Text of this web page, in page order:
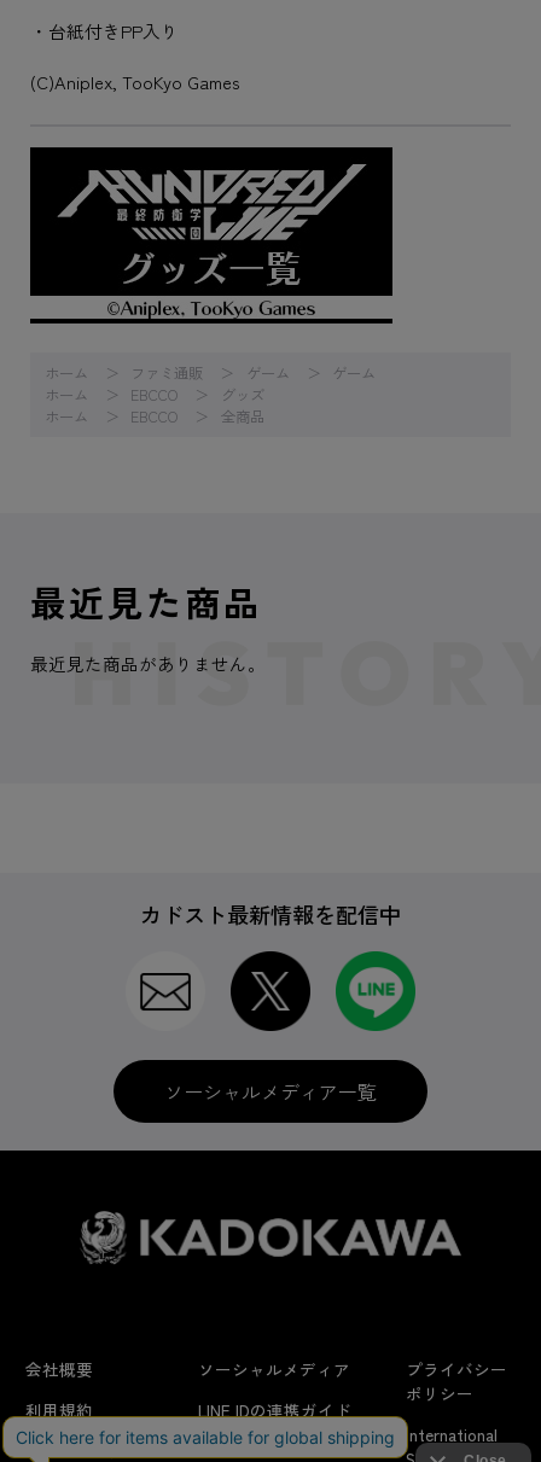
・台紙付きPP入り
(C)Aniplex, TooKyo Games
ホーム ファミ通販 ゲーム
ゲーム
ホーム
EBCCO
グッズ
ホーム
EBCCO 全商品
最近見た商品
最近見た商品がありません。
カドスト最新情報を配信中
ソーシャルメディア一覧
会社概要
利用規約
はじめての方へ
ソーシャルメディア
LINE IDの連携ガイド
FAQ
プライバシー
ポリシー
International